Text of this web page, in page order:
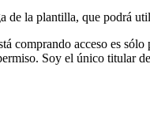
de la plantilla, que podrá
comprando acceso es
Soy el único titular